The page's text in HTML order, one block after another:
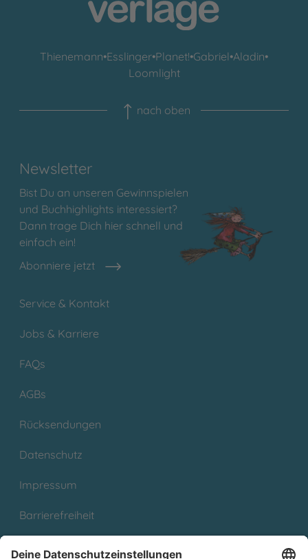
Thienemann•Esslinger•Planet!•Gabriel•Aladin•
Loomlight
nach oben
Newsletter
Bist Du an unseren Gewinnspielen
und Buchhighlights interessiert?
Dann trage Dich hier schnell und
einfach ein!
Abonniere jetzt
Service & Kontakt
Jobs & Karriere
FAQs
AGBs
Rücksendungen
Datenschutz
Impressum
Barrierefreiheit